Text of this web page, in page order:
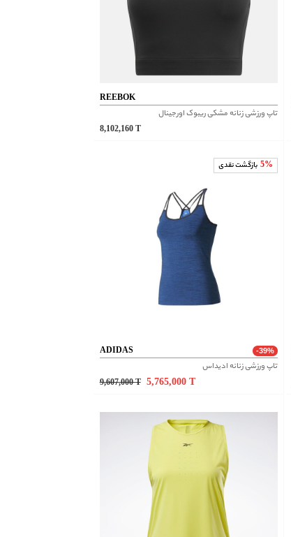
REEBOK
تاپ ورزشی زنانه مشکی ریبوک اورجینال
8,102,160 T
5% بازگشت نقدی
ADIDAS -39%
تاپ ورزشی زنانه ادیداس
9,607,000T 5,765,000 T